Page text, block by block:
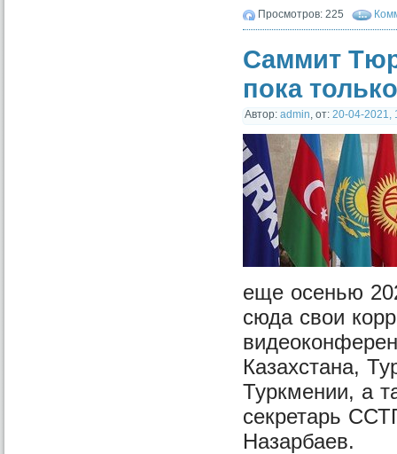
Просмотров: 225
Саммит
пока
Автор: admin, от: 20-04-2021,
еще осенью
сюда свои
Казахстана,
Туркмении, а
секретарь
Назарбаев.